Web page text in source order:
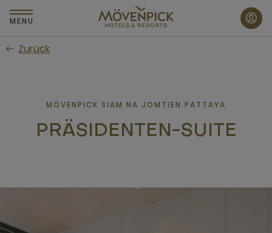
Zum
Hauptinhalt
MENU
Zurück
MÖVENPICK SIAM NA JOMTIEN PATTAYA
PRÄSIDENTEN-SUITE